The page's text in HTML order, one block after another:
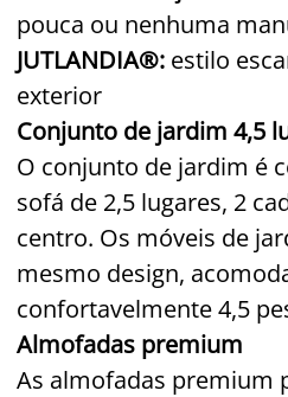
pouca ou nenhuma
JUTLANDIA®: estilo
exterior
Conjunto de jardim 4,5
O conjunto de jardim é
sofá de 2,5 lugares, 2
centro. Os móveis de
mesmo design,
confortavelmente 4,5
Almofadas premium
As almofadas premium